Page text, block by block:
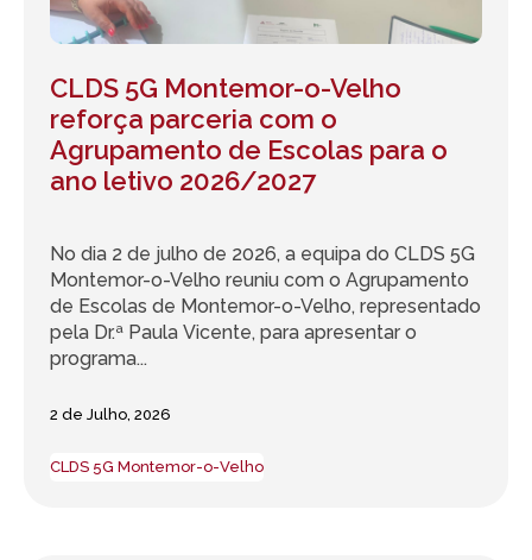
CLDS 5G Montemor-o-Velho
reforça parceria com o
Agrupamento de Escolas para o
ano letivo 2026/2027
No dia 2 de julho de 2026, a equipa do CLDS 5G
Montemor-o-Velho reuniu com o Agrupamento
de Escolas de Montemor-o-Velho, representado
pela Dr.ª Paula Vicente, para apresentar o
programa...
2 de Julho, 2026
CLDS 5G Montemor-o-Velho